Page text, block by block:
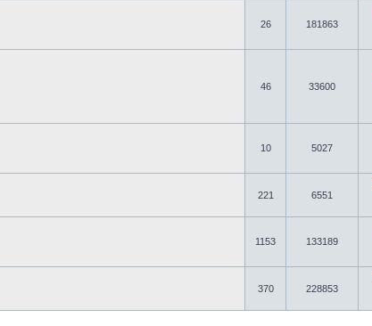
26 181863
46 33600
10 5027
221 6551
1153 133189
370 228853